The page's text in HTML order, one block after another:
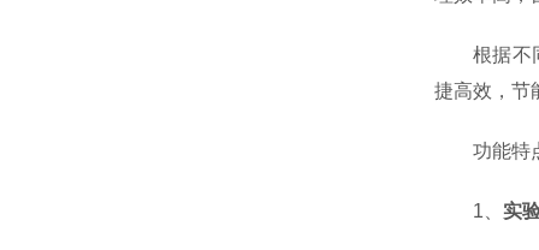
根据不同
捷高效，节
功能特
1、 实